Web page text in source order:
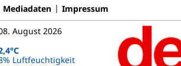
Mediadaten Impressum
August 2026
Luftfeuchtigkeit